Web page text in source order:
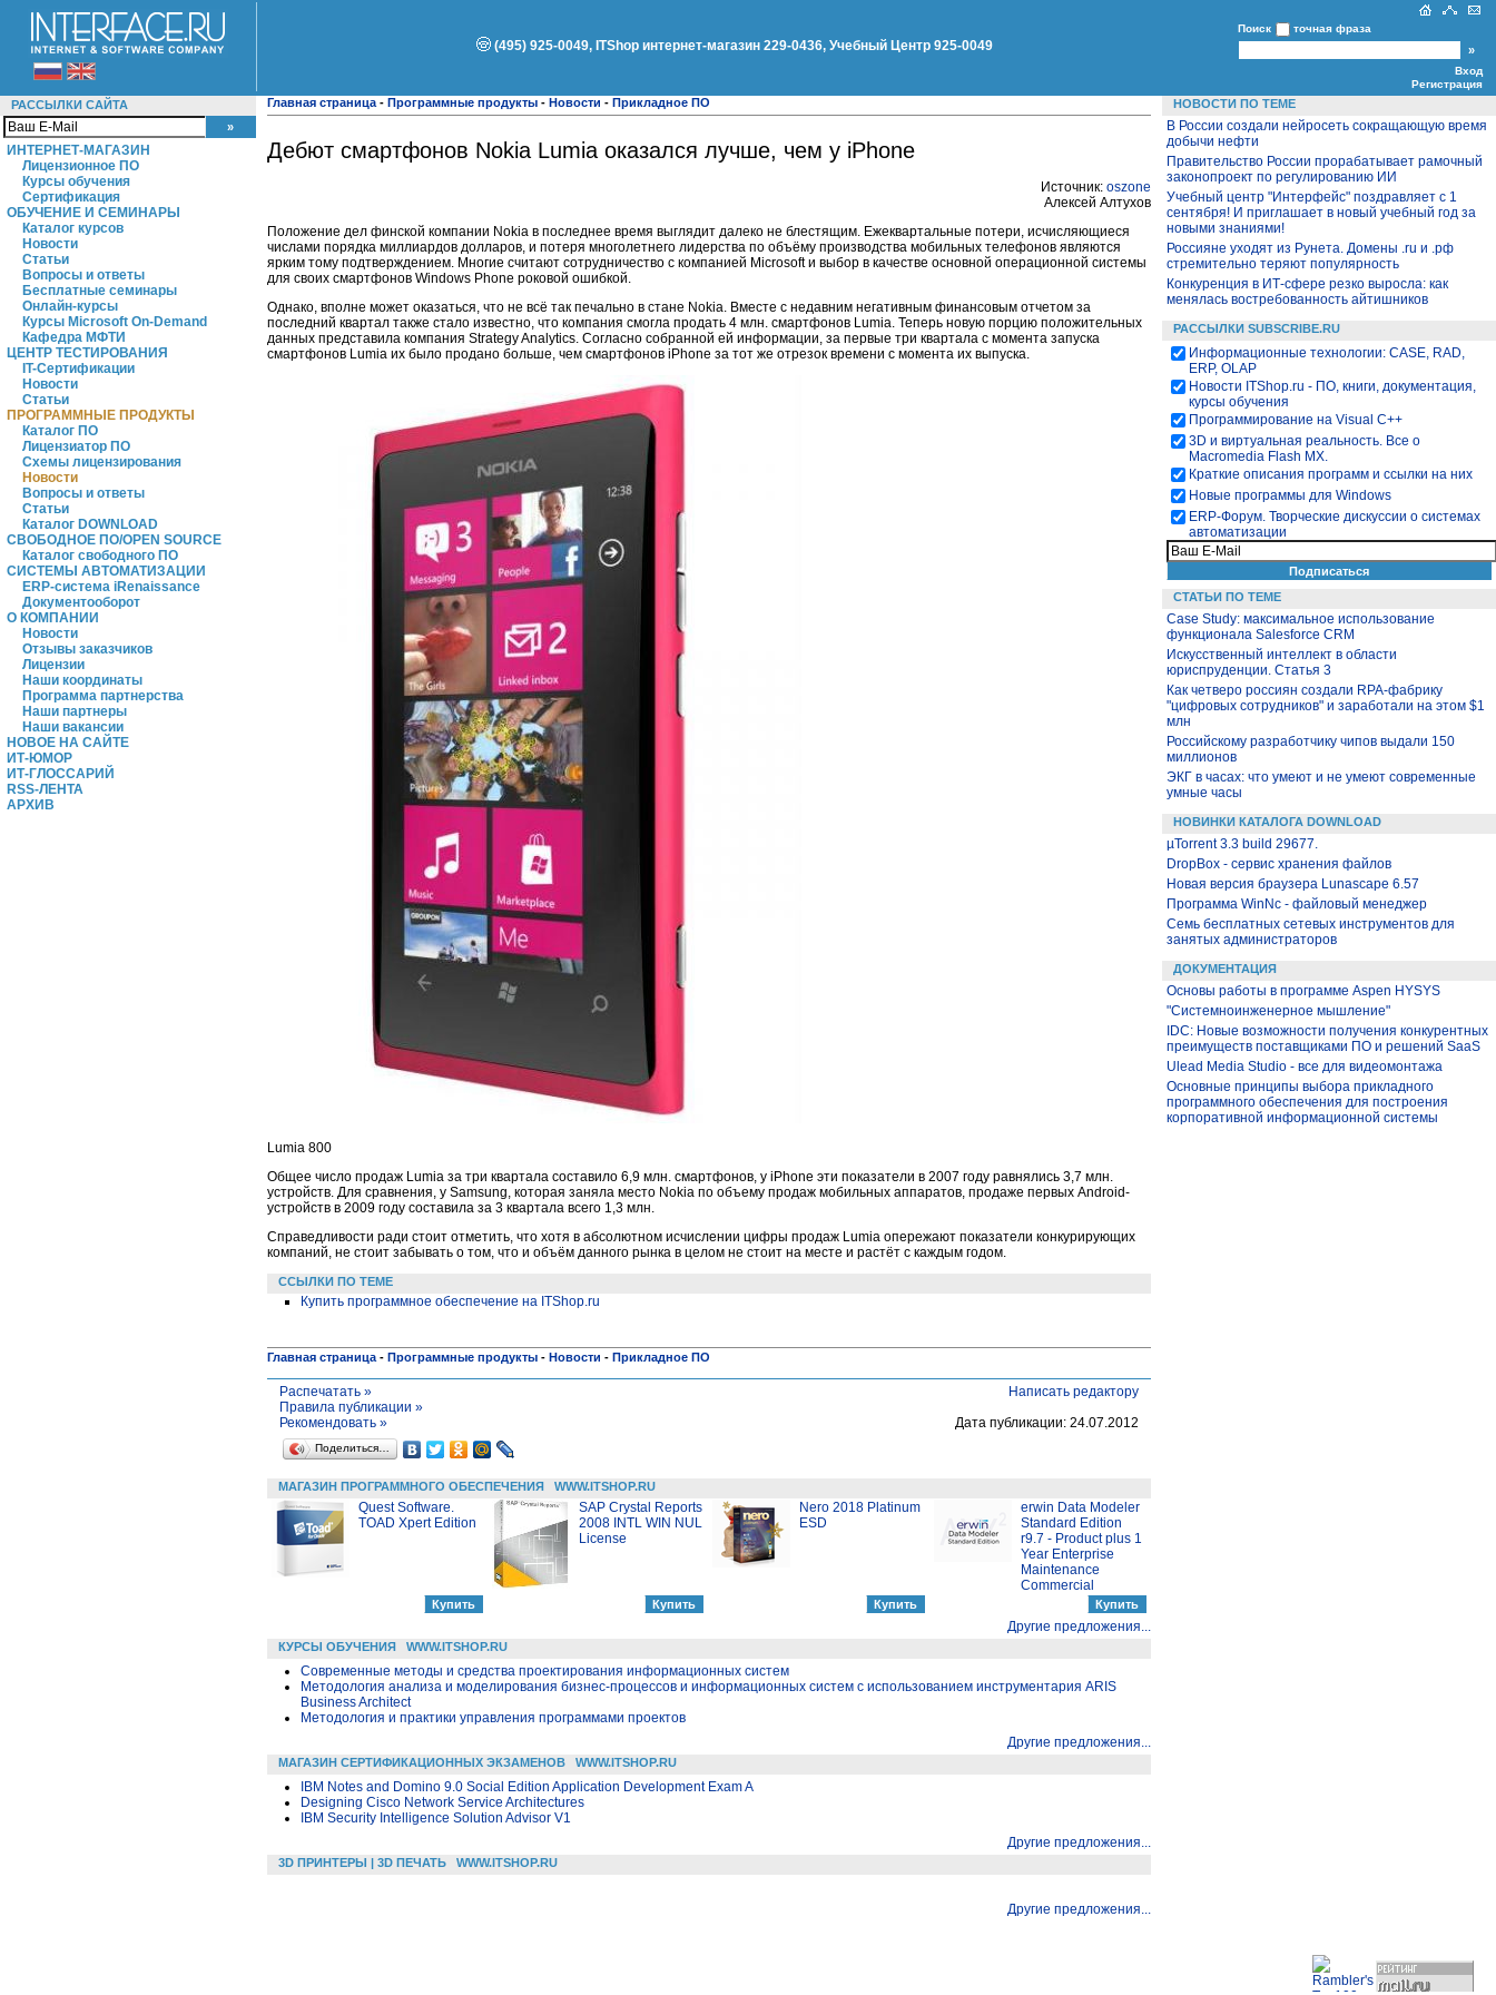
(495) 925-0049, ITShop интернет-магазин 229-0436, Учебный Центр 925-0049
Поиск точная фраза
Вход
Регистрация
РАССЫЛКИ САЙТА
ИНТЕРНЕТ-МАГАЗИН
Лицензионное ПО
Курсы обучения
Сертификация
ОБУЧЕНИЕ И СЕМИНАРЫ
Каталог курсов
Новости
Статьи
Вопросы и ответы
Бесплатные семинары
Онлайн-курсы
Курсы Microsoft On-Demand
Кафедра МФТИ
ЦЕНТР ТЕСТИРОВАНИЯ
IT-Сертификации
Новости
Статьи
ПРОГРАММНЫЕ ПРОДУКТЫ
Каталог ПО
Лицензиатор ПО
Схемы лицензирования
Новости
Вопросы и ответы
Статьи
Каталог DOWNLOAD
СВОБОДНОЕ ПО/OPEN SOURCE
Каталог свободного ПО
СИСТЕМЫ АВТОМАТИЗАЦИИ
ERP-система iRenaissance
Документооборот
О КОМПАНИИ
Новости
Отзывы заказчиков
Лицензии
Наши координаты
Программа партнерства
Наши партнеры
Наши вакансии
НОВОЕ НА САЙТЕ
ИТ-ЮМОР
ИТ-ГЛОССАРИЙ
RSS-ЛЕНТА
АРХИВ
Главная страница - Программные продукты - Новости - Прикладное ПО
Дебют смартфонов Nokia Lumia оказался лучше, чем у iPhone
Источник: oszone
Алексей Алтухов
Положение дел финской компании Nokia в последнее время выглядит далеко не блестящим. Ежеквартальные потери, исчисляющиеся
числами порядка миллиардов долларов, и потеря многолетнего лидерства по объёму производства мобильных телефонов являются
ярким тому подтверждением. Многие считают сотрудничество с компанией Microsoft и выбор в качестве основной операционной системы
для своих смартфонов Windows Phone роковой ошибкой.
Однако, вполне может оказаться, что не всё так печально в стане Nokia. Вместе с недавним негативным финансовым отчетом за
последний квартал также стало известно, что компания смогла продать 4 млн. смартфонов Lumia. Теперь новую порцию положительных
данных представила компания Strategy Analytics. Согласно собранной ей информации, за первые три квартала с момента запуска
смартфонов Lumia их было продано больше, чем смартфонов iPhone за тот же отрезок времени с момента их выпуска.
Lumia 800
Общее число продаж Lumia за три квартала составило 6,9 млн. смартфонов, у iPhone эти показатели в 2007 году равнялись 3,7 млн.
устройств. Для сравнения, у Samsung, которая заняла место Nokia по объему продаж мобильных аппаратов, продаже первых Android-
устройств в 2009 году составила за 3 квартала всего 1,3 млн.
Справедливости ради стоит отметить, что хотя в абсолютном исчислении цифры продаж Lumia опережают показатели конкурирующих
компаний, не стоит забывать о том, что и объём данного рынка в целом не стоит на месте и растёт с каждым годом.
ССЫЛКИ ПО ТЕМЕ
Купить программное обеспечение на ITShop.ru
Главная страница - Программные продукты - Новости - Прикладное ПО
Распечатать »
Правила публикации »
Написать редактору
Рекомендовать »
Дата публикации: 24.07.2012
Поделиться…
МАГАЗИН ПРОГРАММНОГО ОБЕСПЕЧЕНИЯ WWW.ITSHOP.RU
Quest Software.
TOAD Xpert Edition
SAP Crystal Reports
2008 INTL WIN NUL
License
Nero 2018 Platinum
ESD
erwin Data Modeler
Standard Edition
r9.7 - Product plus 1
Year Enterprise
Maintenance
Commercial
Другие предложения...
КУРСЫ ОБУЧЕНИЯ WWW.ITSHOP.RU
Современные методы и средства проектирования информационных систем
Методология анализа и моделирования бизнес-процессов и информационных систем с использованием инструментария ARIS
Business Architect
Методология и практики управления программами проектов
Другие предложения...
МАГАЗИН СЕРТИФИКАЦИОННЫХ ЭКЗАМЕНОВ WWW.ITSHOP.RU
IBM Notes and Domino 9.0 Social Edition Application Development Exam A
Designing Cisco Network Service Architectures
IBM Security Intelligence Solution Advisor V1
Другие предложения...
3D ПРИНТЕРЫ | 3D ПЕЧАТЬ WWW.ITSHOP.RU
Другие предложения...
НОВОСТИ ПО ТЕМЕ
В России создали нейросеть сокращающую время
добычи нефти
Правительство России прорабатывает рамочный
законопроект по регулированию ИИ
Учебный центр "Интерфейс" поздравляет с 1
сентября! И приглашает в новый учебный год за
новыми знаниями!
Россияне уходят из Рунета. Домены .ru и .рф
стремительно теряют популярность
Конкуренция в ИТ-сфере резко выросла: как
менялась востребованность айтишников
РАССЫЛКИ SUBSCRIBE.RU
Информационные технологии: CASE, RAD,
ERP, OLAP
Новости ITShop.ru - ПО, книги, документация,
курсы обучения
Программирование на Visual С++
3D и виртуальная реальность. Все о
Macromedia Flash MX.
Краткие описания программ и ссылки на них
Новые программы для Windows
ЕRP-Форум. Творческие дискуссии о системах
автоматизации
СТАТЬИ ПО ТЕМЕ
Case Study: максимальное использование
функционала Salesforce CRM
Искусственный интеллект в области
юриспруденции. Статья 3
Как четверо россиян создали RPA-фабрику
"цифровых сотрудников" и заработали на этом $1
млн
Российскому разработчику чипов выдали 150
миллионов
ЭКГ в часах: что умеют и не умеют современные
умные часы
НОВИНКИ КАТАЛОГА DOWNLOAD
µTorrent 3.3 build 29677.
DropBox - сервис хранения файлов
Новая версия браузера Lunascape 6.57
Программа WinNc - файловый менеджер
Семь бесплатных сетевых инструментов для
занятых администраторов
ДОКУМЕНТАЦИЯ
Основы работы в программе Aspen HYSYS
"Системноинженерное мышление"
IDC: Новые возможности получения конкурентных
преимуществ поставщиками ПО и решений SaaS
Ulead Media Studio - все для видеомонтажа
Основные принципы выбора прикладного
программного обеспечения для построения
корпоративной информационной системы